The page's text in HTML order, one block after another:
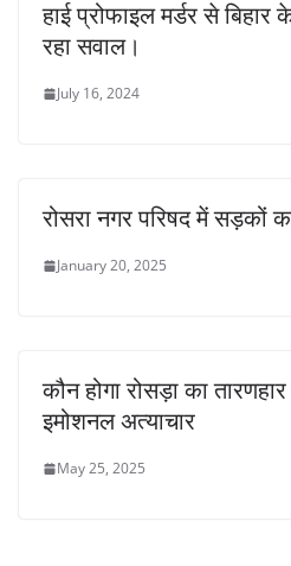
हाई प्रोफाइल मर्डर से
रहा सवाल।
July 16, 2024
रोसरा नगर परिषद में सड़कों का
January 20, 2025
कौन होगा रोसड़ा का तारणहार
इमोशनल अत्याचार
May 25, 2025